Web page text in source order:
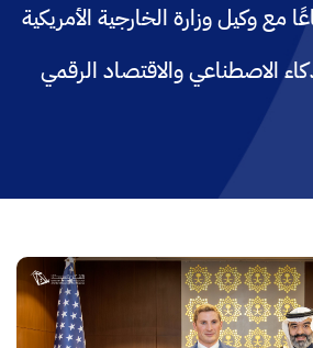
مع وكيل وزارة الخارجية الأمريكية
الاصطناعي والاقتصاد الرقمي